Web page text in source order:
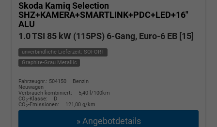
Skoda Kamiq Selection
SHZ+KAMERA+SMARTLINK+PDC+LED+16"
ALU
1.0 TSI 85 kW (115PS) 6-Gang, Euro-6 EB [15]
unverbindliche Lieferzeit: SOFORT
Graphite-Grau Metallic
Fahrzeugnr.: 504150
Benzin
Neuwagen
Verbrauch kombiniert:
5,40 l/100km
CO2-Klasse:
D
CO2-Emissionen: 121,00 g/km
» Angebotdetails